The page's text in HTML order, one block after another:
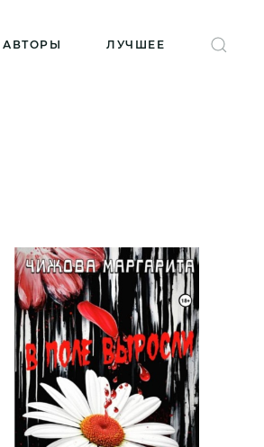
АВТОРЫ ЛУЧШЕЕ